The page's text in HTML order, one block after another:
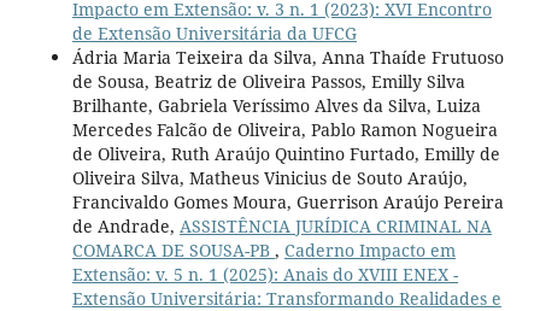
Impacto em Extensão: v. 3 n. 1 (2023): XVI Encontro
de Extensão Universitária da UFCG
Ádria Maria Teixeira da Silva, Anna Thaíde Frutuoso
de Sousa, Beatriz de Oliveira Passos, Emilly Silva
Brilhante, Gabriela Veríssimo Alves da Silva, Luiza
Mercedes Falcão de Oliveira, Pablo Ramon Nogueira
de Oliveira, Ruth Araújo Quintino Furtado, Emilly de
Oliveira Silva, Matheus Vinicius de Souto Araújo,
Francivaldo Gomes Moura, Guerrison Araújo Pereira
de Andrade, ASSISTÊNCIA JURÍDICA CRIMINAL NA
COMARCA DE SOUSA-PB , Caderno Impacto em
Extensão: v. 5 n. 1 (2025): Anais do XVIII ENEX -
Extensão Universitária: Transformando Realidades e